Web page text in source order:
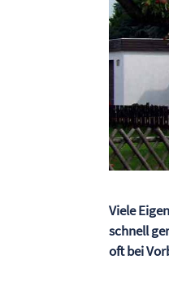
Viele
schnell
oft bei